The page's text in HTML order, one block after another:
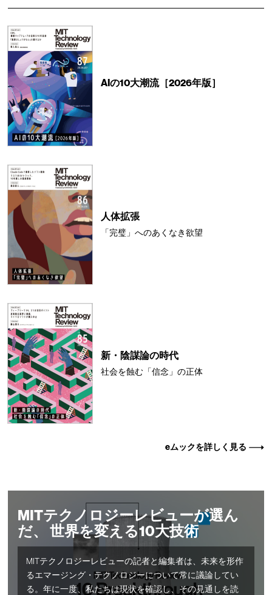
AIの10大潮流［2026年版］
人体拡張
「完璧」へのあくなき欲望
新・陰謀論の時代
社会を蝕む「信念」の正体
eムックを詳しく見る
MITテクノロジーレビューが選ん
だ、 世界を変える10大技術
MITテクノロジーレビューの記者と編集者は、未来を形作
るエマージング・テクノロジーについて常に議論してい
る。年に一度、私たちは現状を確認し、その見通しを読